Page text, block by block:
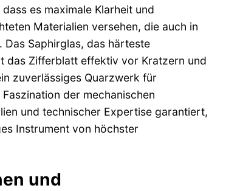
es maximale Klarheit und
Materialien versehen, die auch in
Saphirglas, das härteste
das Zifferblatt effektiv vor Kratzern und
zuverlässiges Quarzwerk für
der mechanischen
und technischer Expertise garantiert,
Instrument von höchster
und